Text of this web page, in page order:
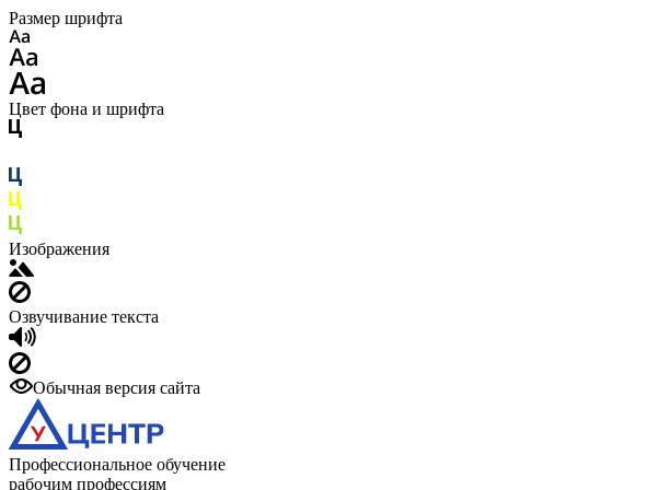
Размер шрифта
Цвет фона и шрифта
Изображения
Озвучивание текста
Обычная версия сайта
Профессиональное обучение
рабочим профессиям